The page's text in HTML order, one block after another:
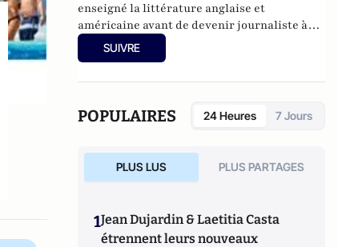
enseigné la littérature anglaise et
américaine avant de devenir journaliste à
"Livres Hebdo". Elle est aujourd'hui
responsable des rubriques société/idées
SUIVRE
POPULAIRES 24 Heures 7 Jours
PLUS LUS PLUS PARTAGES
1Jean Dujardin & Laetitia Casta
étrennent leurs nouveaux